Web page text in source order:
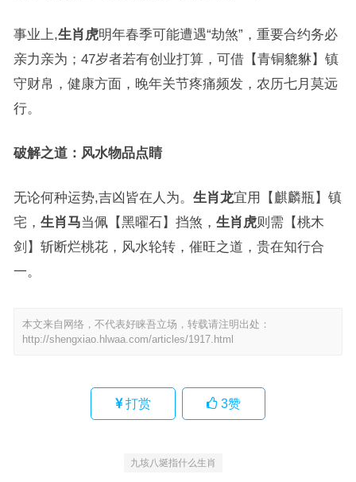
事业上,生肖虎明年春季可能遭遇“劫煞”，重要合约务必
亲力亲为；47岁者若有创业打算，可借【青铜貔貅】镇
守财帛，健康方面，晚年关节疼痛频发，农历七月莫远
行。
破解之道：风水物品点睛
无论何种运势,吉凶皆在人为。 生肖龙宜用【麒麟瓶】镇
宅， 生肖马当佩【黑曜石】挡煞， 生肖虎则需【桃木
剑】斩断烂桃花，风水轮转，催旺之道，贵在知行合
一。
本文来自网络，不代表好睐吾立场，转载请注明出处：
http://shengxiao.hlwaa.com/articles/1917.html
打赏 3赞
九垓八埏指什么生肖